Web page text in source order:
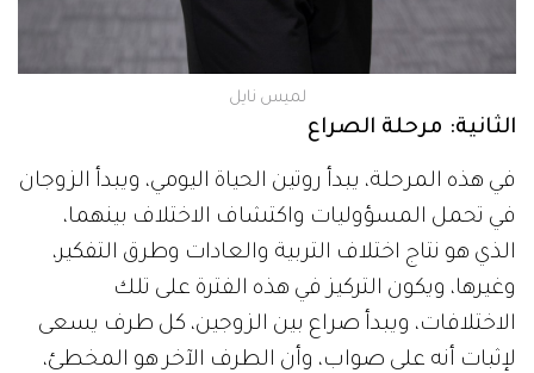
لميس نايل
الثانية: مرحلة الصراع
في هذه المرحلة، يبدأ روتين الحياة اليومي، ويبدأ الزوجان
في تحمل المسؤوليات واكتشاف الاختلاف بينهما،
الذي هو نتاج اختلاف التربية والعادات وطرق التفكير،
وغيرها، ويكون التركيز في هذه الفترة على تلك
الاختلافات، ويبدأ صراع بين الزوجين، كل طرف يسعى
لإثبات أنه على صواب، وأن الطرف الآخر هو المخطئ،